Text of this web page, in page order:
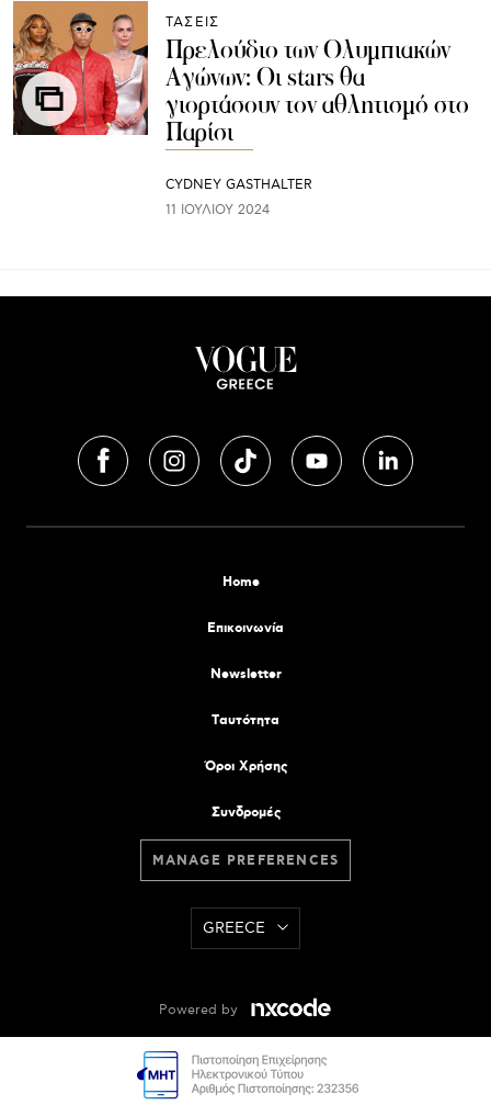
ΤΑΣΕΙΣ
Πρελούδιο των Ολυμπιακών
Αγώνων: Οι stars θα
γιορτάσουν τον αθλητισμό στο
Παρίσι
CYDNEY GASTHALTER
11 ΙΟΥΛΊΟΥ 2024
Home
Επικοινωνία
Newsletter
Tαυτότητα
Όροι Χρήσης
Συνδρομές
MANAGE PREFERENCES
GREECE
Powered by